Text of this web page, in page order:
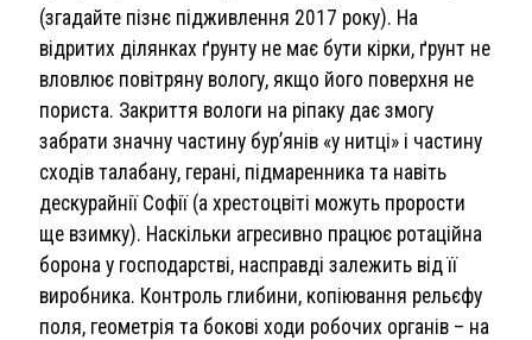
(згадайте пізнє підживлення 2017 року). На
відритих ділянках ґрунту не має бути кірки, ґрунт не
вловлює повітряну вологу, якщо його поверхня не
пориста. Закриття вологи на ріпаку дає змогу
забрати значну частину бур’янів «у нитці» і частину
сходів талабану, герані, підмаренника та навіть
дескурайнії Софії (а хрестоцвіті можуть прорости
ще взимку). Наскільки агресивно працює ротаційна
борона у господарстві, насправді залежить від її
виробника. Контроль глибини, копіювання рельєфу
поля, геометрія та бокові ходи робочих органів – на